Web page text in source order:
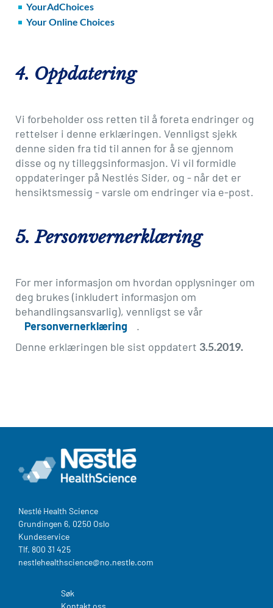
YourAdChoices
Your Online Choices
4. Oppdatering
Vi forbeholder oss retten til å foreta endringer og
rettelser i denne erklæringen. Vennligst sjekk
denne siden fra tid til annen for å se gjennom
disse og ny tilleggsinformasjon. Vi vil formidle
oppdateringer på Nestlés Sider, og - når det er
hensiktsmessig - varsle om endringer via e-post.
5. Personvernerklæring
For mer informasjon om hvordan opplysninger om
deg brukes (inkludert informasjon om
behandlingsansvarlig), vennligst se vår
Personvernerklæring
.
Denne erklæringen ble sist oppdatert 3.5.2019.
Nestlé Health Science​
Grundingen 6, 0250 Oslo
Kundeservice
Tlf. 800 31 425
nestlehealthscience@no.nestle.com​
Legal
Søk